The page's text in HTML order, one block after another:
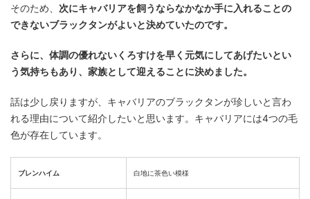
そのため、 次にキャバリアを飼うならなかなか手に入れることの
できないブラックタンがよいと決めていたのです。
さらに、体調の優れないくろすけを早く元気にしてあげたいとい
う気持ちもあり、家族として迎えることに決めました。
話は少し戻りますが、キャバリアのブラックタンが珍しいと言わ
れる理由について紹介したいと思います。キャバリアには4つの毛
色が存在しています。
ブレンハイム 白地に茶色い模様